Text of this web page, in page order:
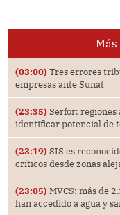
(03:00) Tres errores
empresas ante Sunat
(23:35) Serfor: regiones
identificar potencial de
(23:19) SIS es
críticos desde zonas
(23:05) MVCS: más de
han accedido a agua y